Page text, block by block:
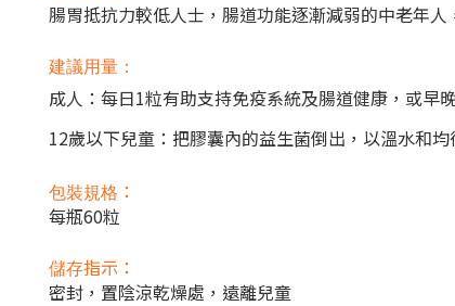
腸胃抵抗力較低人士，腸道功能逐漸減弱的中老年
建議用量：
成人：每日1粒有助支持免疫系統及腸道健康，或
12歲以下兒童：把膠囊內的益生菌倒出，以溫水和
包裝規格 ：
每瓶60粒
儲存指示：
密封，置陰涼乾燥處，遠離兒童